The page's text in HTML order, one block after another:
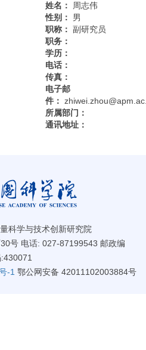
姓名：
周志伟
性别：
男
职称： 副研究员
职务：
学历：
电话：
传真：
电子邮
件：
所属部门：
通讯地址：
科学与技术创新研究院
号 电话: 027-87199543 邮政编
-1 鄂公网安备 42011102003884号